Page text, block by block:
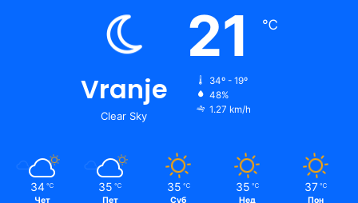
Vranje
Clear Sky
21 ℃
34º - 19º
48%
1.27 km/h
34 ℃
Чет
35 ℃
Пет
35 ℃
Суб
35 ℃
Нед
37 ℃
Пон